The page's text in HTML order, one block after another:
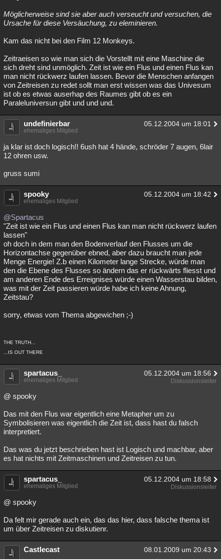
Möglicherweise sind sie aber auch verseucht und versuchen, die
Ursache für diese Versäuchung, zu eleminieren.
Kam das nicht bei den Film 12 Monkeys.
Zeitraeisen so wie man sich die Vorstellt mit eine Maschine die
sich dreht sind unmöglich. Zeit ist wie ein Flus und einen Flus kan
man nicht rückwerz laufen lassen. Bevor die Menschen anfangen
von Zeitreisen zu redet sollt man erst wissen was das Univesum
ist ob es etwas auserhap des Raumes gibt ob es ein
Paraleluniversun gibt und und und.
undefinierbar 05.12.2004 um 18:01
ehemaliges Mitglied
ja klar ist doch logisch!! 6ush hat 4 hände, schröder 7 augen, 6lair
12 ohren usw.
gruss sumi
spooky 05.12.2004 um 18:42
ehemaliges Mitglied
@Spartacus
"Zeit ist wie ein Flus und einen Flus kan man nicht rückwerz laufen
lassen"
oh doch in dem man den Bodenverlauf den Flusses um die
Horizontachse gegenüber ebned, aber dazu braucht man jede
Menge Energie! Z.b einen Kilometer lange Strecke, würde man
den die Ebene des Flusses so ändern das er rückwärts fliesst und
am anderen Ende des Erreignises würde einen Wasserstau bilden,
was mit der Zeit passieren würde habe ich keine Ahnung,
Zeitstau?
sorry, etwas vom Thema abgewichen ;-)
THE TRUTH...
...IS OUT THERE
spartacus_ 05.12.2004 um 18:56
ehemaliges Mitglied Diskussionsleiter
@ spooky
Das mit den Flus war eigentlich eine Metapher um zu
Symbolisieren was eigentlich die Zeit ist, dass hast du falsch
interpretiert.
Das was du jetzt beschrieben hast ist Logisch und machbar, aber
es hat nichts mit Zeitmaschinen und Zeitreisen zu tun.
spartacus_ 05.12.2004 um 18:58
ehemaliges Mitglied Diskussionsleiter
@ spooky
Da felt mir gerade auch ein, das das hier, dass falsche thema ist
um über Zeitreisen zu diskutienr.
Castlecast 08.01.2009 um 20:43